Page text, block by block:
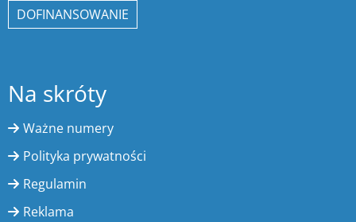
DOFINANSOWANIE
Na skróty
Ważne numery
Polityka prywatności
Regulamin
Reklama